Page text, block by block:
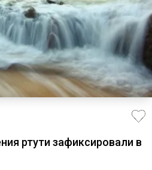
ртути зафиксировали в